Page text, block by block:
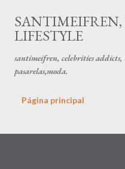
Ir al
SANTIMEIFREN,
LIFESTYLE
santimeifren, celebrities addicts,
pasarelas,moda.
Página principal